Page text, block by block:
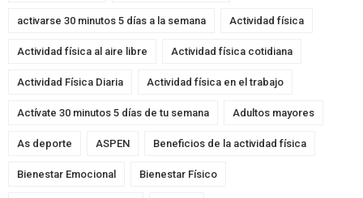
activarse 30 minutos 5 días a la semana Actividad física
Actividad física al aire libre Actividad física cotidiana
Actividad Física Diaria Actividad física en el trabajo
Actívate 30 minutos 5 días de tu semana Adultos mayores
As deporte ASPEN Beneficios de la actividad física
Bienestar Emocional Bienestar Físico